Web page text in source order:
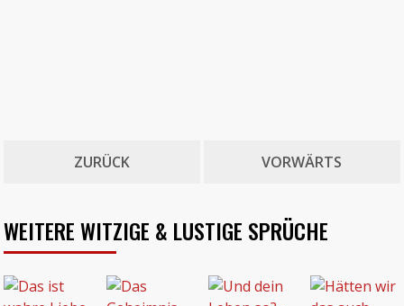
ZURÜCK VORWÄRTS
WEITERE WITZIGE & LUSTIGE SPRÜCHE